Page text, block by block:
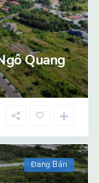
Quang
Đang Bán